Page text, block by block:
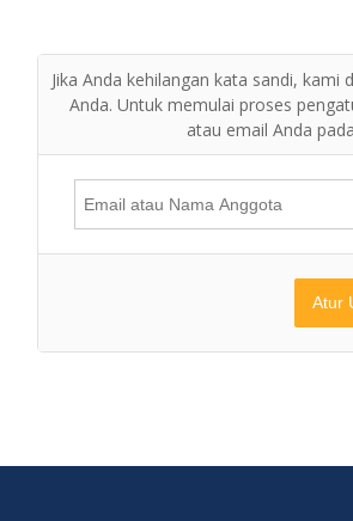
Jika Anda kehilangan kata sandi,
Anda. Untuk memulai proses
atau email Anda